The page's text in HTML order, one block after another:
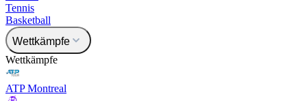
Tennis
Basketball
Wettkämpfe
Wettkämpfe
ATP Montreal